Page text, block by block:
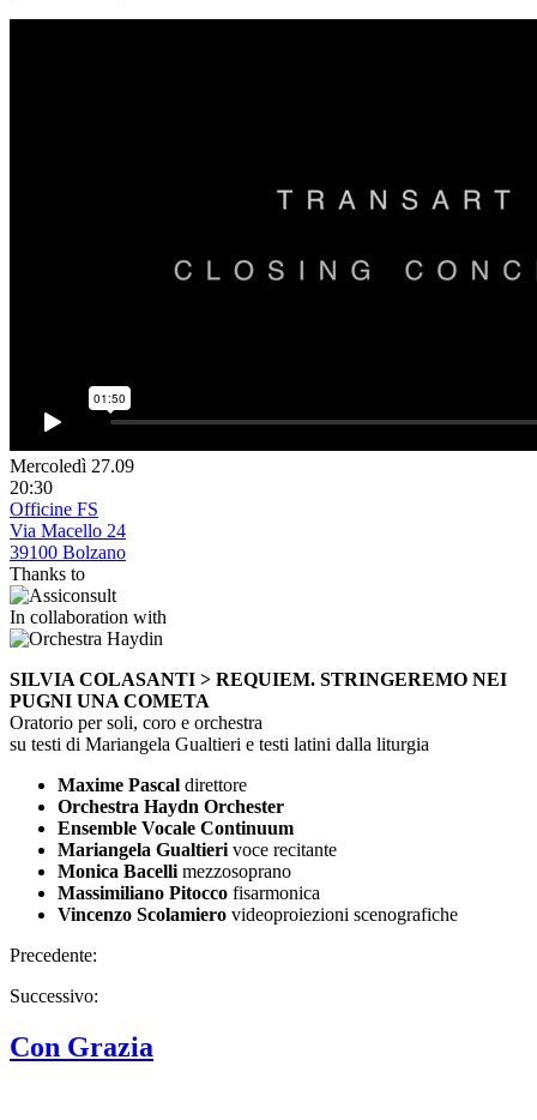
Mercoledì 27.09
20:30
Officine FS
Via Macello 24
39100 Bolzano
Thanks to
In collaboration with
SILVIA COLASANTI > REQUIEM. STRINGEREMO NEI
PUGNI UNA COMETA
Oratorio per soli, coro e orchestra
su testi di Mariangela Gualtieri e testi latini dalla liturgia
Maxime Pascal direttore
Orchestra Haydn Orchester
Ensemble Vocale Continuum
Mariangela Gualtieri voce recitante
Monica Bacelli mezzosoprano
Massimiliano Pitocco fisarmonica
Vincenzo Scolamiero videoproiezioni scenografiche
Precedente:
Successivo:
Con Grazia